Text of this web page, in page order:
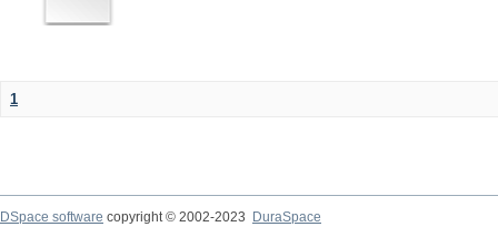
1
DSpace software copyright © 2002-2023
DuraSpace